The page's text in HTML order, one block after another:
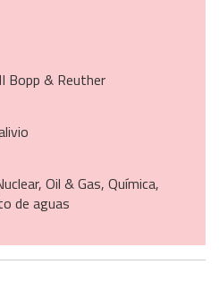
Bopp & Reuther
Oil & Gas, Química,
de aguas